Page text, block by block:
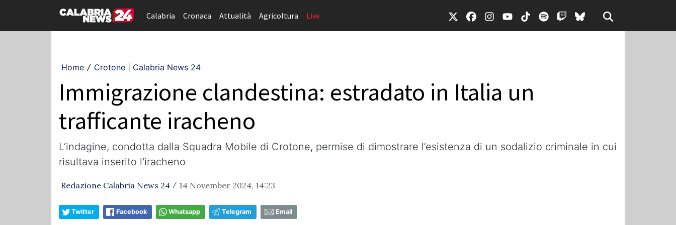
Calabria Cronaca Attualità Agricoltura Live
Home / Crotone | Calabria News 24
Immigrazione clandestina: estradato in Italia un
trafficante iracheno
L’indagine, condotta dalla Squadra Mobile di Crotone, permise di dimostrare l’esistenza di un sodalizio criminale in cui
risultava inserito l'iracheno
Redazione Calabria News 24 / 14 November 2024, 14:23
Twitter Facebook Whatsapp Telegram Email